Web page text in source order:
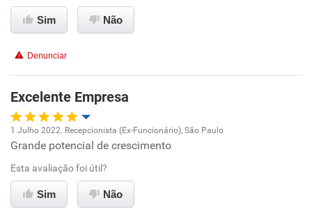
Conciliação com a vida familiar
Recomenda esta empresa
Recomenda a diretoria
Sim Não
Denunciar
Excelente Empresa
Oportunidade de promoção
Ambiente de trabalho
1 Julho 2022. Recepcionista (Ex-Funcionário), São Paulo
Grande potencial de crescimento
Esta avaliação foi útil?
Sim Não